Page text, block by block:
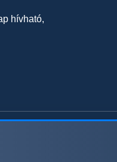
hívható,